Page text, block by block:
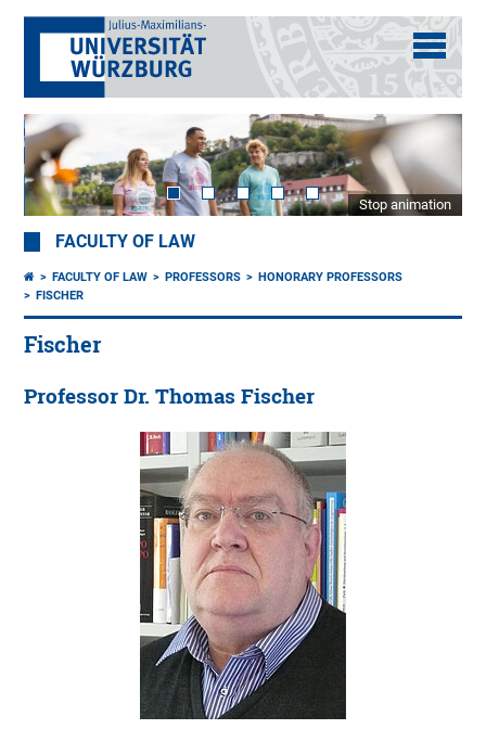
Stop animation
FACULTY OF LAW
FACULTY OF LAW PROFESSORS
HONORARY PROFESSORS
FISCHER
Fischer
Professor Dr. Thomas Fischer